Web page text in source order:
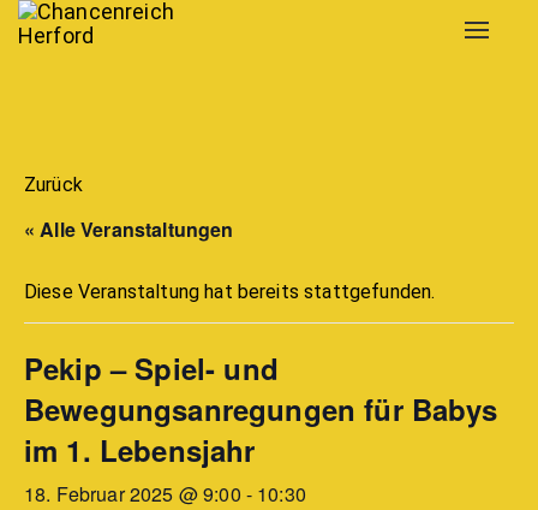
Toggle
Zurück
« Alle Veranstaltungen
Diese Veranstaltung hat bereits stattgefunden.
Pekip – Spiel- und
Bewegungsanregungen für Babys
im 1. Lebensjahr
18. Februar 2025 @ 9:00 - 10:30